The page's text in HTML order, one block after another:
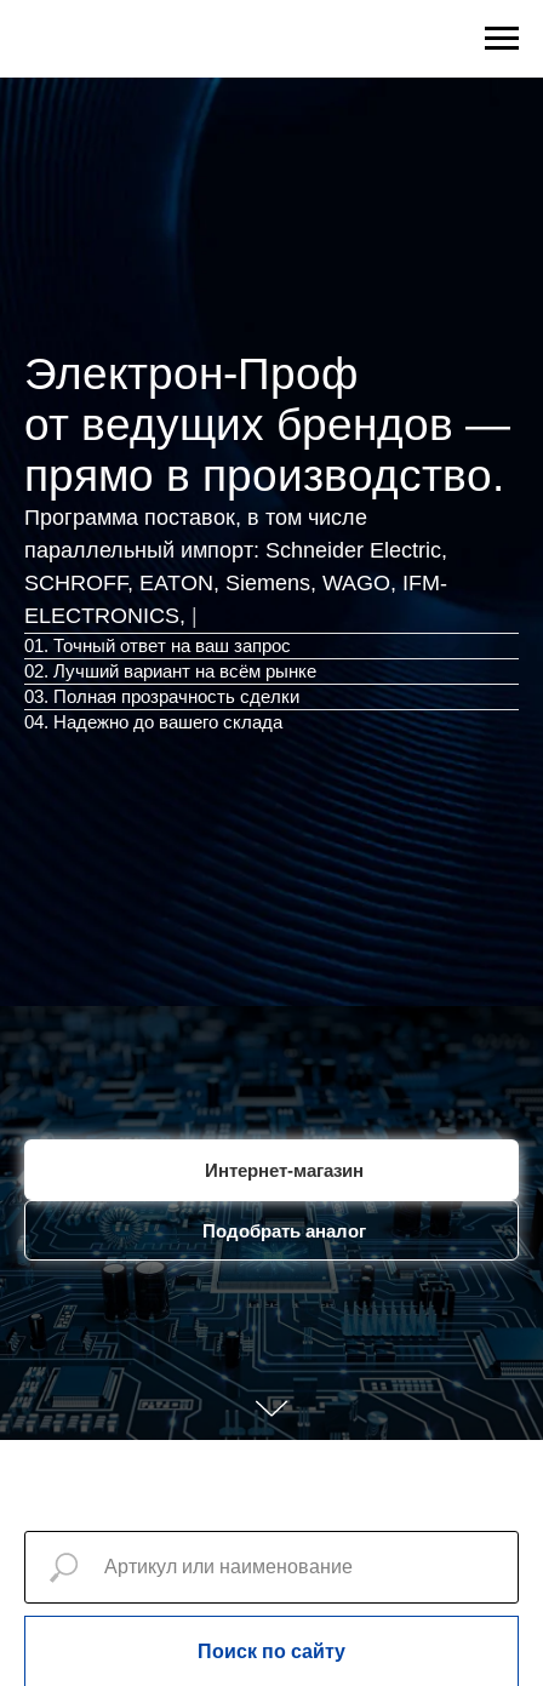
Электрон-Проф
от ведущих брендов —
прямо в производство.
Программа поставок, в том числе
параллельный импорт:
Schneider Electric,
SCHROFF, EATON, Siemens, WAGO, IFM-ELEC
01. Точный ответ на ваш запрос
02. Лучший вариант на всём рынке
03. Полная прозрачность сделки
04. Надежно до вашего склада
Интернет-магазин
Подобрать аналог
Поиск по сайту